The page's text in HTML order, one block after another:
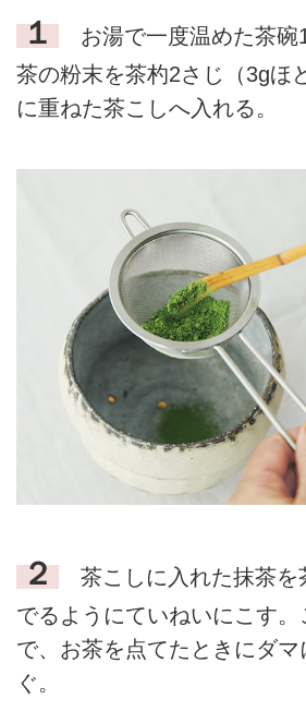
１
お湯で一度温めた茶碗
茶の粉末を茶杓2さじ（3gほ
に重ねた茶こしへ入れる。
２
茶こしに入れた抹茶を
でるようにていねいにこす。
で、お茶を点てたときにダ
ぐ。